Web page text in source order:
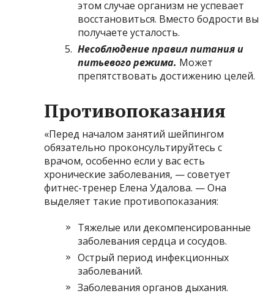
этом случае организм не успевает
восстановиться. Вместо бодрости вы
получаете усталость.
Несоблюдение правил питания и
питьевого режима. Может
препятствовать достижению целей.
Противопоказания
«Перед началом занятий шейпингом
обязательно проконсультируйтесь с
врачом, особенно если у вас есть
хронические заболевания, — советует
фитнес-тренер Елена Удалова. — Она
выделяет такие противопоказания:
Тяжелые или декомпенсированные
заболевания сердца и сосудов.
Острый период инфекционных
заболеваний.
Заболевания органов дыхания.